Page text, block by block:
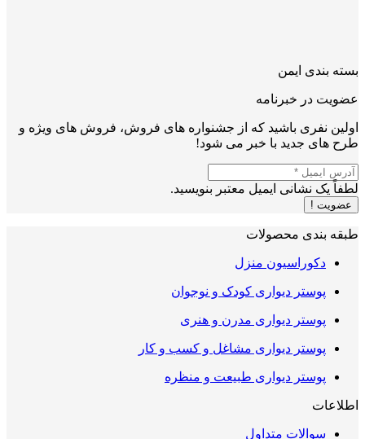
بسته بندی ایمن
عضویت در خبرنامه
اولین نفری باشید که از جشنواره های فروش، فروش های ویژه و
طرح های جدید با خبر می شود!
لطفاً یک نشانی ایمیل معتبر بنویسید.
عضویت !
طبقه بندی محصولات
دکوراسیون منزل
پوستر دیواری کودک و نوجوان
پوستر دیواری مدرن و هنری
پوستر دیواری مشاغل و کسب و کار
پوستر دیواری طبیعت و منظره
اطلاعات
سوالات متداول